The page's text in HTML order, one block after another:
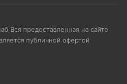
Вся предоставленная на сайте
публичной офертой